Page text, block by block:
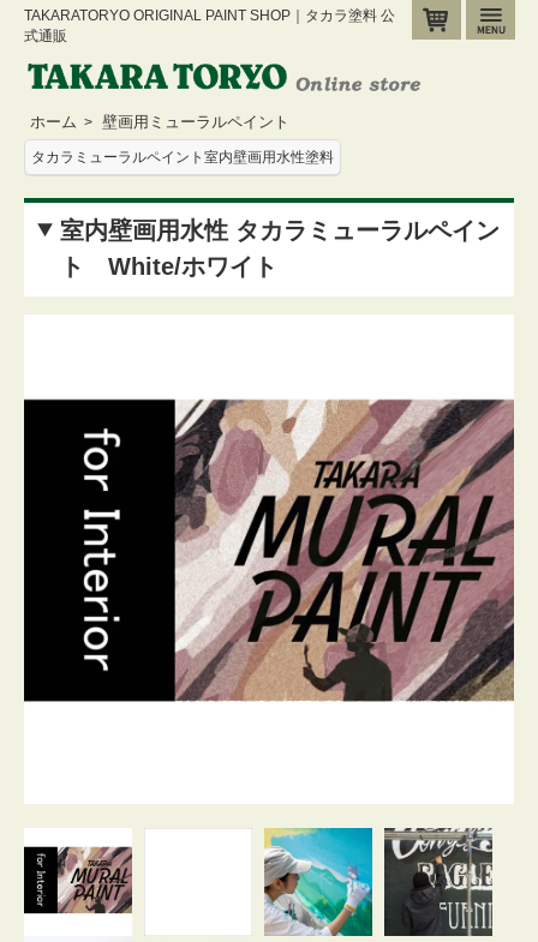
カート
TAKARATORYO ORIGINAL PAINT SHOP｜タカラ塗料 公
式通販
ホーム > 壁画用ミューラルペイント
タカラミューラルペイント室内壁画用水性塗料
室内壁画用水性 タカラミューラルペイン
ト White/ホワイト